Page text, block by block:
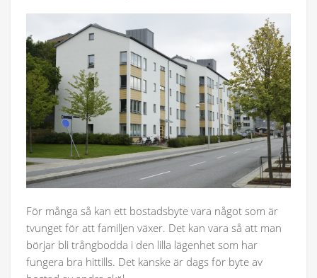
För många så kan ett bostadsbyte vara något som är
tvunget för att familjen växer. Det kan vara så att man
börjar bli trångbodda i den lilla lägenhet som har
fungera bra hittills. Det kanske är dags för byte av